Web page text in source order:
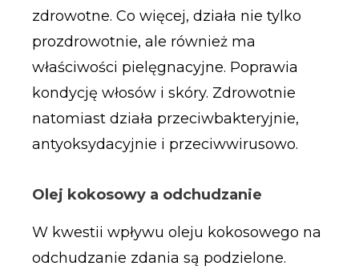
zdrowotne. Co więcej, działa nie tylko
prozdrowotnie, ale również ma
właściwości pielęgnacyjne. Poprawia
kondycję włosów i skóry. Zdrowotnie
natomiast działa przeciwbakteryjnie,
antyoksydacyjnie i przeciwwirusowo.
Olej kokosowy a odchudzanie
W kwestii wpływu oleju kokosowego na
odchudzanie zdania są podzielone.